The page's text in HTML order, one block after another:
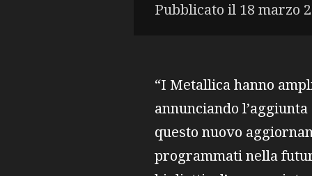
Pubblicato il 18 marzo
“I Metallica hanno
annunciando
questo nuovo
programmati nella